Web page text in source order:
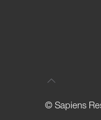
© Sapiens